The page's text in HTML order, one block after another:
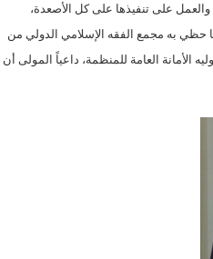
على تنفيذها على كل الأصعدة،
حظي به مجمع الفقه الإسلامي الدولي من
الأمانة العامة للمنظمة، داعياً المولى أن